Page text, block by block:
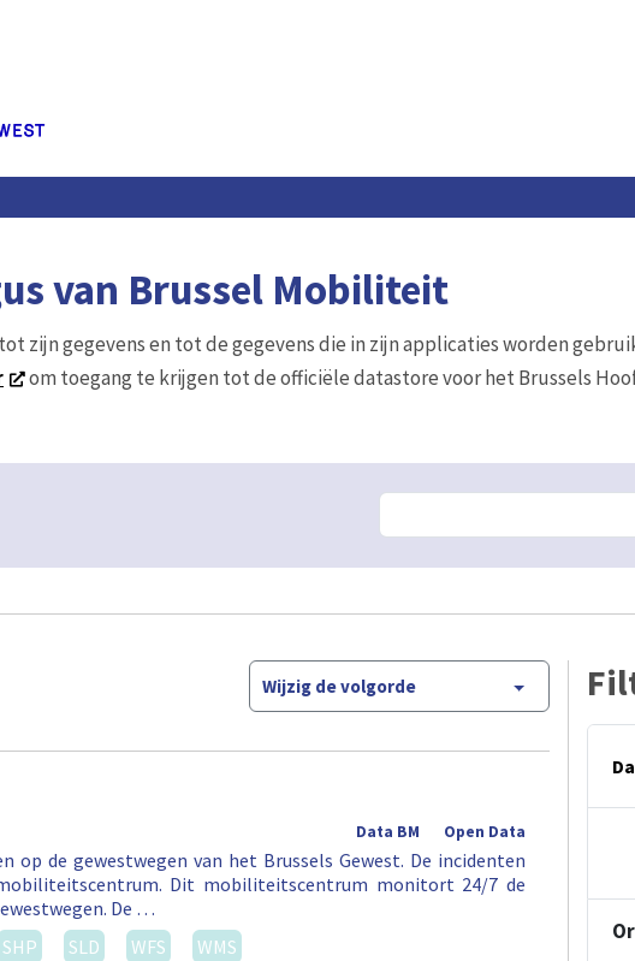
van Brussel Mobiliteit
zijn gegevens en tot de gegevens die in zijn applicaties worden
om toegang te krijgen tot de officiële datastore voor het Brussels
Wijzig de volgorde
Open Data
Data BM
op de gewestwegen van het Brussels Gewest. De incidenten
Dit mobiliteitscentrum monitort 24/7 de
De …
SHP SLD WFS WMS